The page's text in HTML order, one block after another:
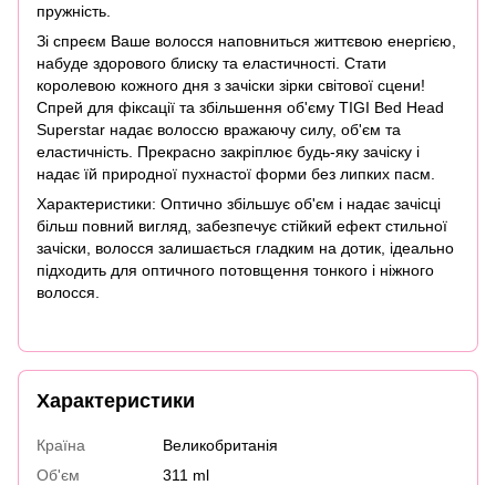
пружність.
Зі спреєм Ваше волосся наповниться життєвою енергією,
набуде здорового блиску та еластичності. Стати
королевою кожного дня з зачіски зірки світової сцени!
Спрей для фіксації та збільшення об'єму TIGI Bed Head
Superstar надає волоссю вражаючу силу, об'єм та
еластичність. Прекрасно закріплює будь-яку зачіску і
надає їй природної пухнастої форми без липких пасм.
Характеристики: Оптично збільшує об'єм і надає зачісці
більш повний вигляд, забезпечує стійкий ефект стильної
зачіски, волосся залишається гладким на дотик, ідеально
підходить для оптичного потовщення тонкого і ніжного
волосся.
Характеристики
Країна
Великобританія
Об'єм
311 ml